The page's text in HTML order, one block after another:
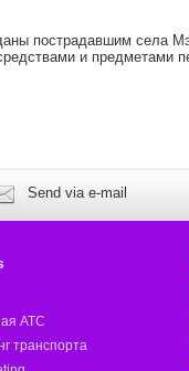
пострадавшим села
и предметами
Send via e-mail
АТС
транспорта